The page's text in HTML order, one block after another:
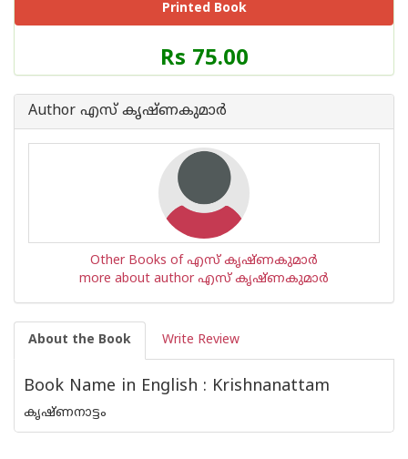
Printed Book
Price
of
Book
Rs 75.00
Author എസ് കൃഷ്ണകുമാര്‍
Other Books of എസ് കൃഷ്ണകുമാര്‍
more about author എസ് കൃഷ്ണകുമാര്‍
About the Book Write Review
Book Name in English : Krishnanattam
കൃഷ്ണനാട്ടം